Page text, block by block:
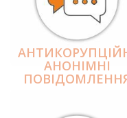
АНОНІМНІ